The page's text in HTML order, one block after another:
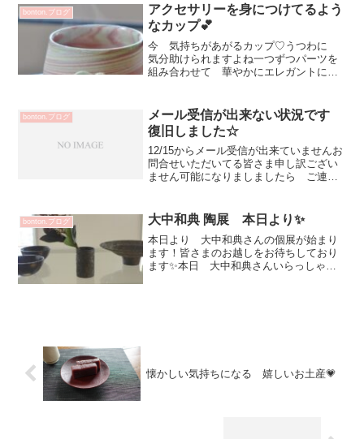
れています(^...
bonton.ブログ
アクセサリーを身につけてるよう
なカップ💕
今 気持ちがあがるカップ♡うつわに
気分助けられますよね一つずつパーツを
組み合わせて 華やかにエレガントに装
邉陽子さん☆常設でご案内出来る作品は
現在なく京都の個展で...
bonton.ブログ
メール受信が出来ない状況です
復旧しました☆
12/15からメール受信が出来ていませんお
問合せいただいてる皆さま申し訳ござい
ません可能になりましましたら ご連絡
bonton.ブログ 大中和典 陶展 本日より✨
本日より 大中和典さんの個展が始まり
ます！皆さまのお越しをお待ちしており
ます✨本日 大中和典さんいらっしゃい
懐かしい気持ちになる 嬉しいお土産💗